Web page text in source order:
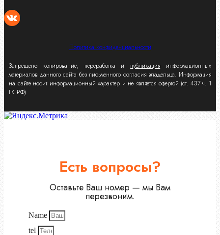
Политика конфиденциальности
Запрещено копирование, переработка и публикация информационных
материалов данного сайта без письменного согласия владельца. Информация
на сайте носит информационный характер и не является офертой (ст. 437 ч. 1
ГК РФ).
Есть вопросы?
Оставьте Ваш номер — мы Вам
перезвоним.
Name
tel